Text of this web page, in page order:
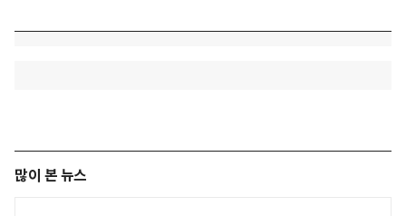
많이 본 뉴스